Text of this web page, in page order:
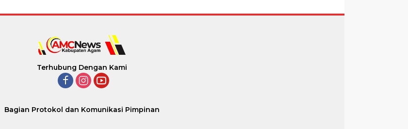
Terhubung Dengan Kami
Bagian Protokol dan Komunikasi Pimpinan